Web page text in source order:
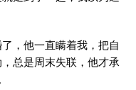
，他一直瞒着我，把自
总是周末失联，他才承